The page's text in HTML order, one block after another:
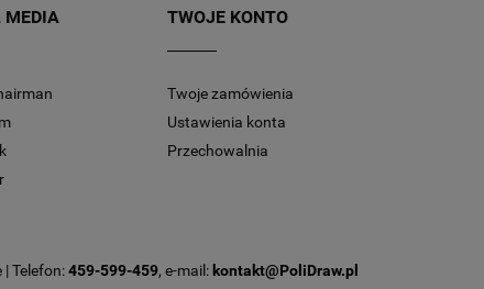
MEDIA TWOJE KONTO
Twoje zamówienia
Ustawienia konta
Przechowalnia
Telefon:459-599-459, e-mail: kontakt@PoliDraw.pl